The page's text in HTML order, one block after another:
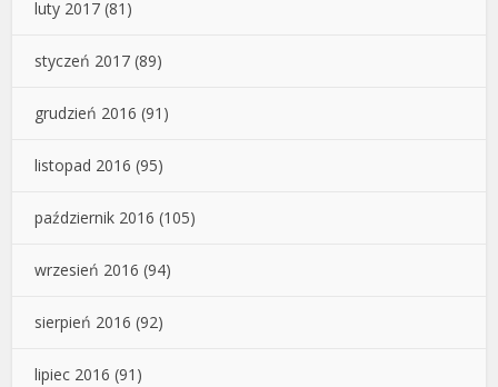
luty 2017 (81)
styczeń 2017 (89)
grudzień 2016 (91)
listopad 2016 (95)
październik 2016 (105)
wrzesień 2016 (94)
sierpień 2016 (92)
lipiec 2016 (91)